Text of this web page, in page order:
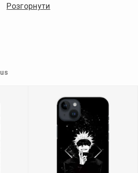
пристрій в майбутньому.
- це дуже корисний аксесуар, який
зберегти його цінність і
Розгорнути